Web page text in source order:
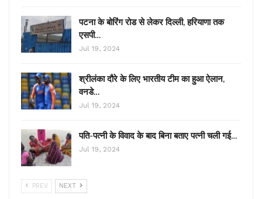
पटना के बोरिंग रोड से लेकर दिल्ली, हरियाणा तक
एसपी…
Jul 19, 2024
श्रीलंका दौरे के लिए भारतीय टीम का हुआ ऐलान,
वनडे…
Jul 19, 2024
पति-पत्नी के विवाद के बाद बिना बताए पत्नी चली गई…
Jul 19, 2024
PREV NEXT